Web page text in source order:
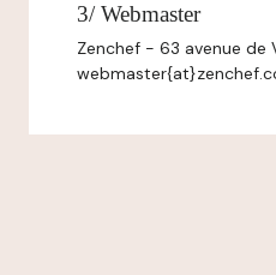
3/ Webmaster
Zenchef - 63 avenue de